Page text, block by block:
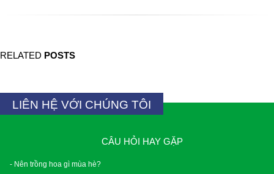
RELATED POSTS
LIÊN HỆ VỚI CHÚNG TÔI
CÂU HỎI HAY GẶP
- Nên trồng hoa gì mùa hè?